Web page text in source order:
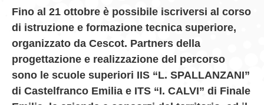
Fino al 21 ottobre è possibile iscriversi al corso
di istruzione e formazione tecnica superiore,
organizzato da Cescot. Partners del la
progettazione e realizzazione del percorso
sono le scuole superiori IIS “L. SPALLANZANI”
di Castelfranco Emilia e ITS “I. CALVI” di Finale